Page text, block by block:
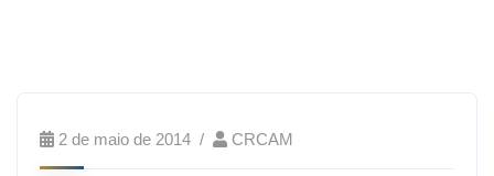
2 de maio de 2014 CRCAM